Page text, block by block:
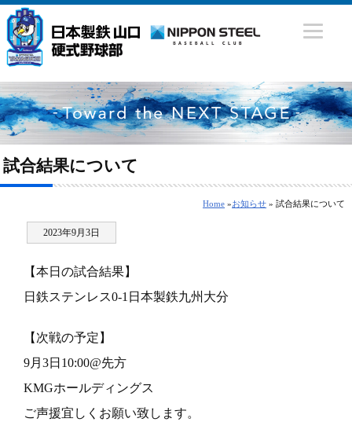
試合結果について
Home »お知らせ » 試合結果について
2023年9月3日
【本日の試合結果】
日鉄ステンレス0-1日本製鉄九州大分
【次戦の予定】
9月3日10:00@先方
KMGホールディングス
ご声援宜しくお願い致します。